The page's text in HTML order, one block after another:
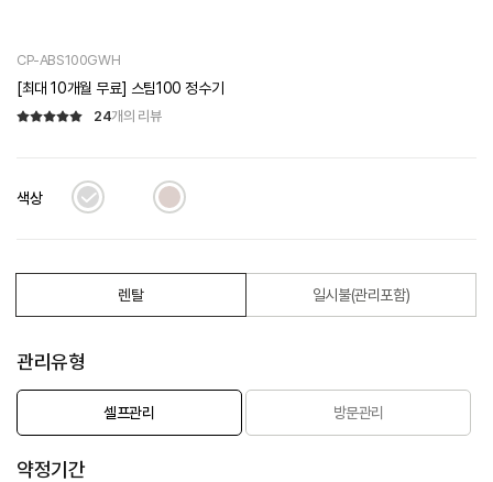
CP-ABS100GWH
[최대 10개월 무료] 스팀100 정수기
24개의 리뷰
색상
렌탈 일시불(관리포함)
관리유형
셀프관리 방문관리
약정기간